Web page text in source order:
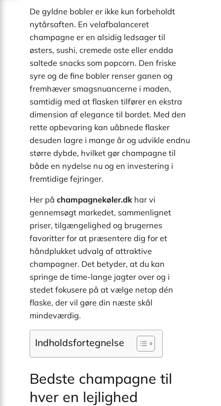
De gyldne bobler er ikke kun forbeholdt
nytårsaften. En velafbalanceret
champagne er en alsidig ledsager til
østers, sushi, cremede oste eller endda
saltede snacks som popcorn. Den friske
syre og de fine bobler renser ganen og
fremhæver smagsnuancerne i maden,
samtidig med at flasken tilfører en ekstra
dimension af elegance til bordet. Med den
rette opbevaring kan uåbnede flasker
desuden lagre i mange år og udvikle endnu
større dybde, hvilket gør champagne til
både en nydelse nu og en investering i
fremtidige fejringer.
Her på champagnekøler.dk har vi
gennemsøgt markedet, sammenlignet
priser, tilgængelighed og brugernes
favoritter for at præsentere dig for et
håndplukket udvalg af attraktive
champagner. Det betyder, at du kan
springe de time-lange jagter over og i
stedet fokusere på at vælge netop dén
flaske, der vil gøre din næste skål
mindeværdig.
Indholdsfortegnelse
Bedste champagne til
hver en lejlighed